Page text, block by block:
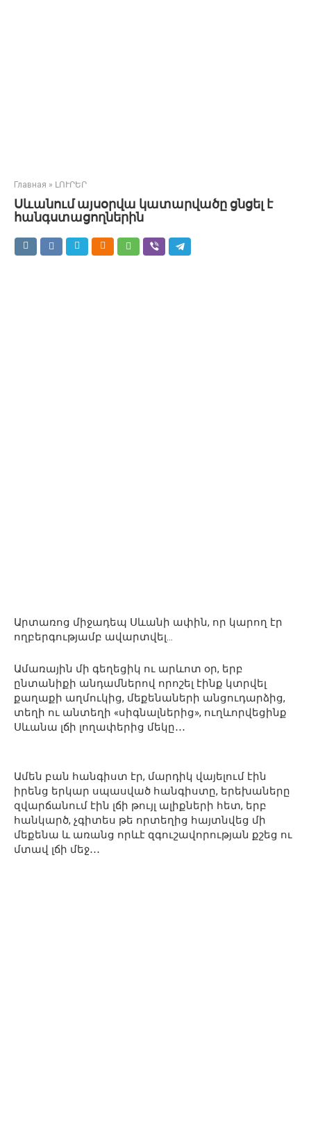
Главная » ԼՈՒՐԵՐ
Սևանում այսօրվա կատարվածը ցնցել է
հանգստացողներին
Արտառոց միջադեպ Սևանի ափին, որ կարող էր
ողբերգությամբ ավարտվել…
Ամառային մի գեղեցիկ ու արևոտ օր, երբ
ընտանիքի անդամներով որոշել էինք կտրվել
քաղաքի աղմուկից, մեքենաների անցուդարձից,
տեղի ու անտեղի «սիգնալներից», ուղևորվեցինք
Սևանա լճի լողափերից մեկը․․․
Ամեն բան հանգիստ էր, մարդիկ վայելում էին
իրենց երկար սպասված հանգիստը, երեխաները
զվարճանում էին լճի թույլ ալիքների հետ, երբ
հանկարծ, չգիտես թե որտեղից հայտնվեց մի
մեքենա և առանց որևէ զգուշավորության քշեց ու
մտավ լճի մեջ․․․